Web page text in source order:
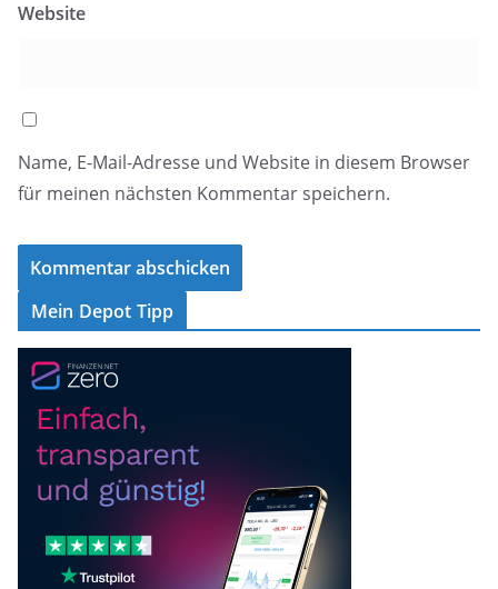
Website
Name, E-Mail-Adresse und Website in diesem Browser
für meinen nächsten Kommentar speichern.
Mein Depot Tipp